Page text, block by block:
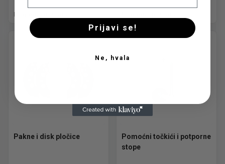
Pogledaj ponudu
Pakne i disk pločice
Pomoćni točkići i potporne
stope
Prijavi se!
Ne, hvala